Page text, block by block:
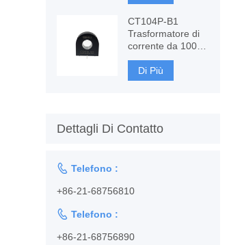
CT104P-B1
Trasformatore di
corrente da 100 A,
monitoraggio e
protezione
Di Più
Dettagli Di Contatto
 Telefono :
+86-21-68756810
 Telefono :
+86-21-68756890